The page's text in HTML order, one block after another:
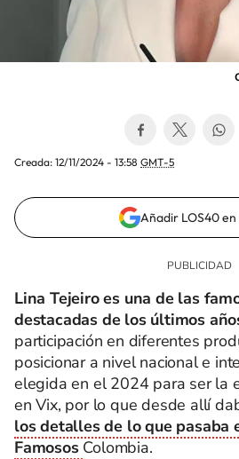
Creada: 12/11/2024 - 13:58 GMT-5
Añadir LOS40 en
Lina Tejeiro es una de las
destacadas de los últimos
participación en diferentes
posicionar a nivel nacional e
elegida en el 2024 para ser la
en Vix, por lo que desde allí
los detalles de lo que pasaba
Famosos Colombia.